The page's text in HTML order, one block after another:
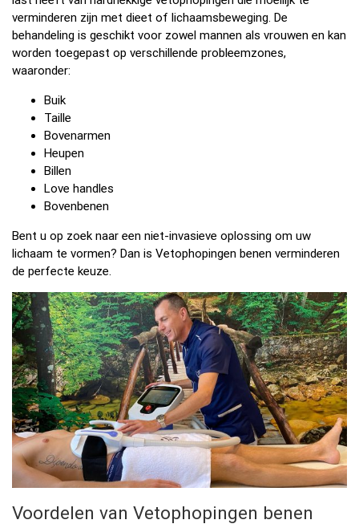
verminderen zijn met dieet of lichaamsbeweging. De
behandeling is geschikt voor zowel mannen als vrouwen en kan
worden toegepast op verschillende probleemzones,
waaronder:
Buik
Taille
Bovenarmen
Heupen
Billen
Love handles
Bovenbenen
Bent u op zoek naar een niet-invasieve oplossing om uw
lichaam te vormen? Dan is Vetophopingen benen verminderen
de perfecte keuze.
Voordelen van Vetophopingen benen